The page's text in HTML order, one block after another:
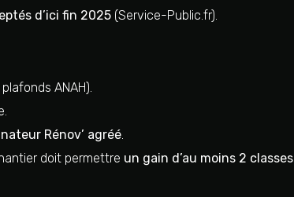
d’ici fin 2025 (Service-Public.fr).
ANAH).
Rénov’ agréé.
doit permettre un gain d’au moins 2 classes